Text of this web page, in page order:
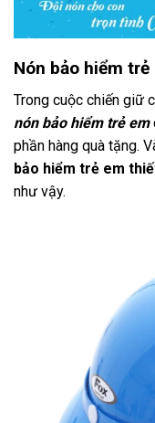
Nón bảo hiểm
Trong cuộc chiến giữ
nón bảo hiểm trẻ em
phần hàng quà tặng.
bảo hiểm trẻ em
như vậy.